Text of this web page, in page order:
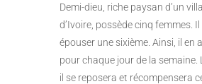
Demi-dieu, riche paysan d’un
d’Ivoire, possède cinq femmes. Il
épouser une sixième. Ainsi, il en
pour chaque jour de la semaine.
il se reposera et récompensera